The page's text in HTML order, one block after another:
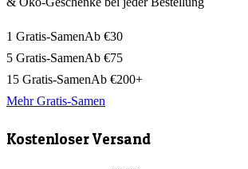
1 Gratis-SamenAb €30
5 Gratis-SamenAb €75
15 Gratis-SamenAb €200+
Mehr Gratis-Samen
Kostenloser Versand